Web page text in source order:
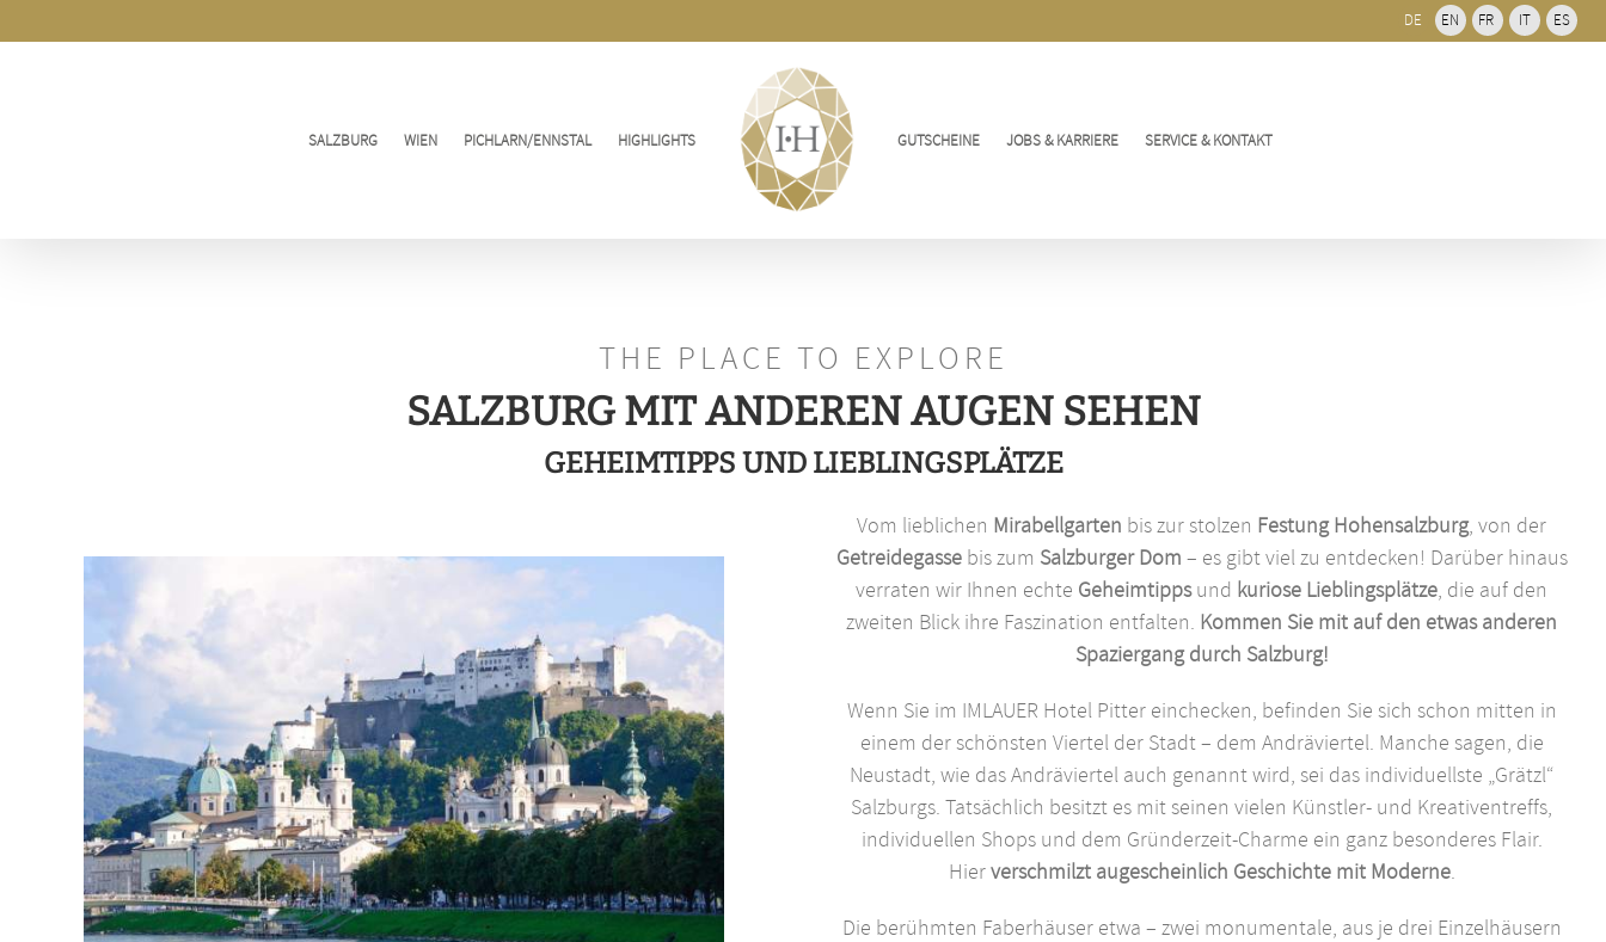
Inhalt
SALZBURG WIEN PICHLARN/ENNSTAL HIGHLIGHTS GUTSCHEINE JOBS & KARRIERE SERVICE & KONTAKT
THE PLACE TO EXPLORE
SALZBURG MIT ANDEREN AUGEN SEHEN
GEHEIMTIPPS UND LIEBLINGSPLÄTZE
Vom lieblichen Mirabellgarten bis zur stolzen Festung Hohensalzburg, von der
Getreidegassebis zum Salzburger Dom – es gibt viel zu entdecken! Darüber hinaus
verraten wir Ihnen echte Geheimtippsund kuriose Lieblingsplätze, die auf den
zweiten Blick ihre Faszination entfalten. Kommen Sie mit auf den etwas anderen
Spaziergang durch Salzburg!
Wenn Sie im IMLAUER Hotel Pitter einchecken, befinden Sie sich schon mitten in
einem der schönsten Viertel der Stadt – dem Andräviertel. Manche sagen, die
Neustadt, wie das Andräviertel auch genannt wird, sei das individuellste „Grätzl“
Salzburgs. Tatsächlich besitzt es mit seinen vielen Künstler- und Kreativentreffs,
individuellen Shops und dem Gründerzeit-Charme ein ganz besonderes Flair.
Hierverschmilzt augescheinlich Geschichte mit Moderne.
Die berühmten Faberhäuser etwa – zwei monumentale, aus je drei Einzelhäusern
DE EN FR IT ES